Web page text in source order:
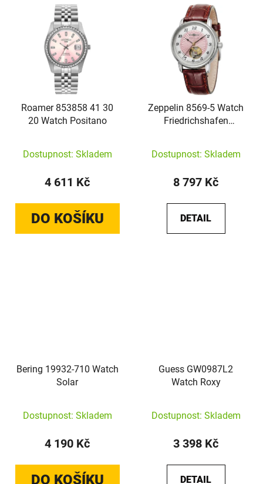
Roamer 853858 41 30
20 Watch Positano
Dostupnost: Skladem
4 611 Kč
DO KOŠÍKU
Zeppelin 8569-5 Watch
Friedrichshafen
Dostupnost: Skladem
8 797 Kč
DETAIL
Bering 19932-710 Watch
Solar
Dostupnost: Skladem
4 190 Kč
DO KOŠÍKU
Guess GW0987L2
Watch Roxy
Dostupnost: Skladem
3 398 Kč
DETAIL